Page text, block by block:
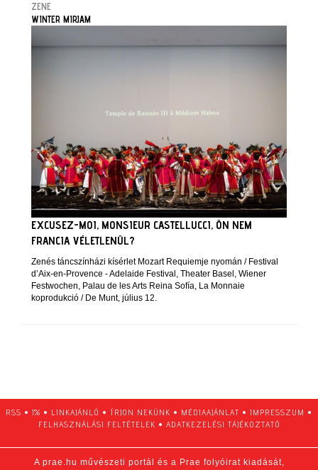
ZENE
WINTER MIRJAM
EXCUSEZ-MOI, MONSIEUR CASTELLUCCI, ÖN NEM
FRANCIA VÉLETLENÜL?
Zenés táncszínházi kísérlet Mozart Requiemje nyomán / Festival
d’Aix-en-Provence - Adelaide Festival, Theater Basel, Wiener
Festwochen, Palau de les Arts Reina Sofía, La Monnaie
koprodukció / De Munt, július 12.
RSS • 1% • LINKAJÁNLÓ • ÍRJON NEKÜNK • MÉDIAAJÁNLAT • IMPRESSZUM •
FELHASZNÁLÁSI FELTÉTELEK • ADATKEZELÉSI TÁJÉKOZTATÓ
A prae.hu művészeti portál és a Prae folyóirat kiadását,